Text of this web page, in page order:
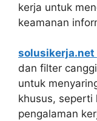
kerja untuk
keamanan
solusikerja.net
dan filter
untuk
khusus, seperti
pengalaman